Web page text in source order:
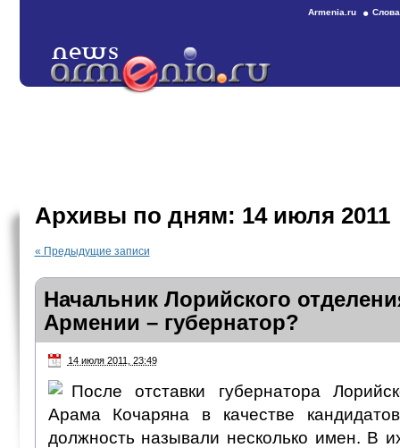
Armenia.ru
Архивы по дням: 14 июля 2011
« Предыдущие записи
Начальник Лорийского
Армении – губернатор?
14 июля 2011, 23:49
После отставки губернатора
Арама Кочаряна в качестве
должность называли несколько имен. В